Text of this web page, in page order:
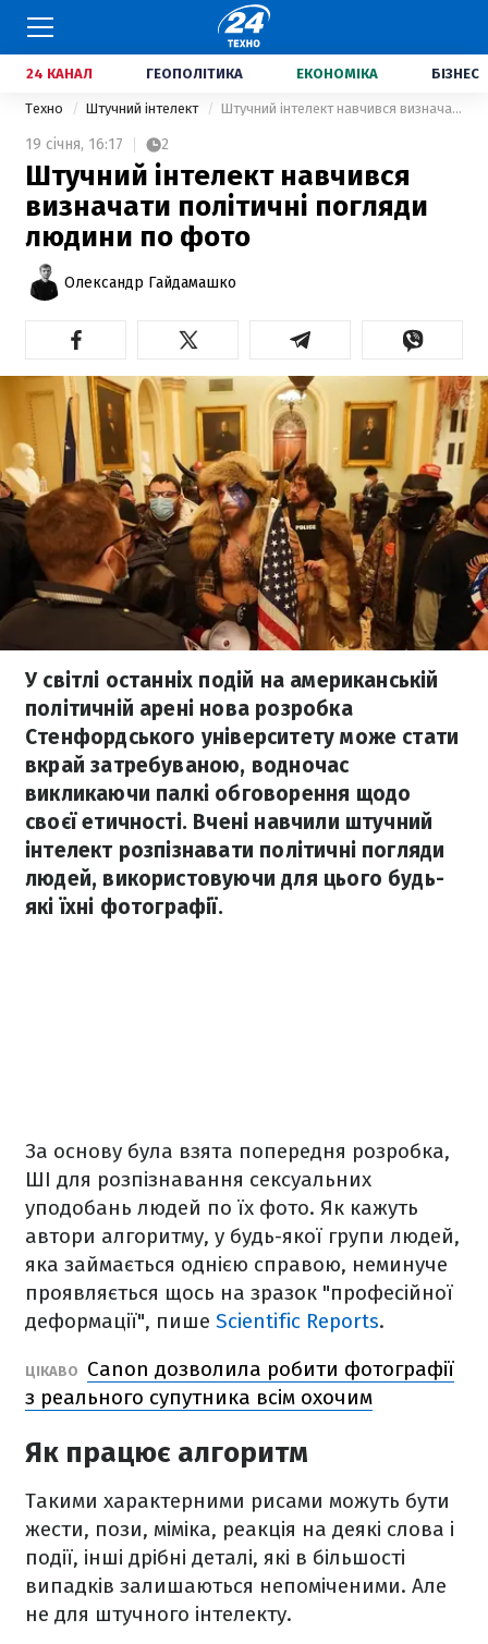
24 КАНАЛ ГЕОПОЛІТИКА ЕКОНОМІКА БІЗНЕС
Техно Штучний інтелект Штучний інтелект навчився визначати політичні погляди людини по фото
19 січня, 16:17 2
Штучний інтелект навчився
визначати політичні погляди
людини по фото
Олександр Гайдамашко
У світлі останніх подій на американській
політичній арені нова розробка
Стенфордського університету може стати
вкрай затребуваною, водночас
викликаючи палкі обговорення щодо
своєї етичності. Вчені навчили штучний
інтелект розпізнавати політичні погляди
людей, використовуючи для цього будь-
які їхні фотографії.
За основу була взята попередня розробка,
ШІ для розпізнавання сексуальних
уподобань людей по їх фото. Як кажуть
автори алгоритму, у будь-якої групи людей,
яка займається однією справою, неминуче
проявляється щось на зразок "професійної
деформації", пише Scientific Reports.
ЦІКАВО
Canon дозволила робити фотографії
з реального супутника всім охочим
Як працює алгоритм
Такими характерними рисами можуть бути
жести, пози, міміка, реакція на деякі слова і
події, інші дрібні деталі, які в більшості
випадків залишаються непоміченими. Але
не для штучного інтелекту.